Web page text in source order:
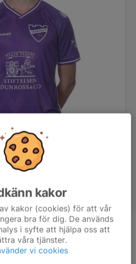
år
kakor
kakor (cookies) för att vår
bra för dig. De används
i syfte att hjälpa oss att
våra tjänster.
vi cookies